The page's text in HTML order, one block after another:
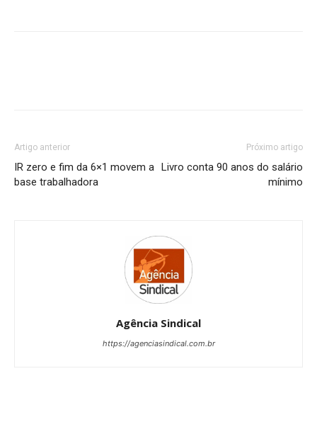
Artigo anterior
IR zero e fim da 6×1 movem a
base trabalhadora
Próximo artigo
Livro conta 90 anos do salário
mínimo
Agência Sindical
https://agenciasindical.com.br